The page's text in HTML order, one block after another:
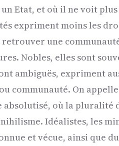
Etat, et où il ne voit
expriment moins les
une
Nobles, elles sont
ambiguës, expriment
communauté. On
où la pluralité
Idéalistes, les
et vécue, ainsi que